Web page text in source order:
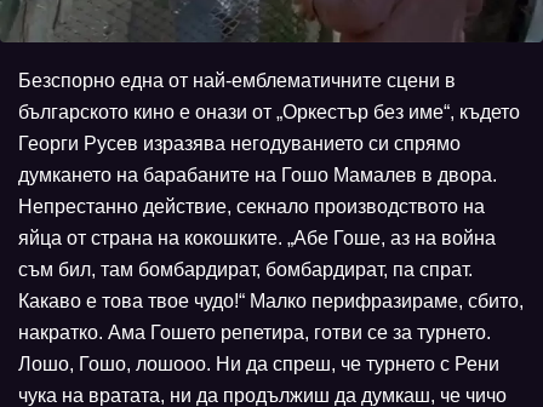
Безспорно една от най-емблематичните сцени в
българското кино е онази от „Оркестър без име“, където
Георги Русев изразява негодуванието си спрямо
думкането на барабаните на Гошо Мамалев в двора.
Непрестанно действие, секнало производството на
яйца от страна на кокошките. „Абе Гоше, аз на война
съм бил, там бомбардират, бомбардират, па спрат.
Какаво е това твое чудо!“ Малко перифразираме, сбито,
накратко. Ама Гошето репетира, готви се за турнето.
Лошо, Гошо, лошооо. Ни да спреш, че турнето с Рени
чука на вратата, ни да продължиш да думкаш, че чичо